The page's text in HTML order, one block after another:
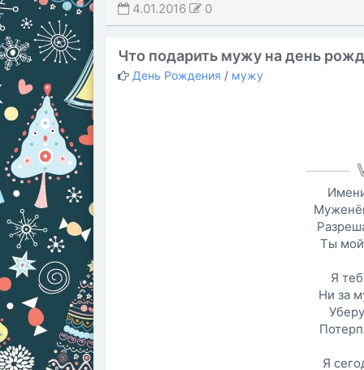
4.01.2016 0
Что подарить мужу на день
День Рождения / мужу
Ты
Я
Ни за
Я